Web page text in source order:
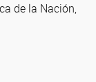
de la Nación,